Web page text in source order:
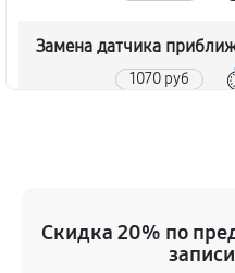
Замена датчика
1070 руб
Обновление ПО
Скидка 20% по